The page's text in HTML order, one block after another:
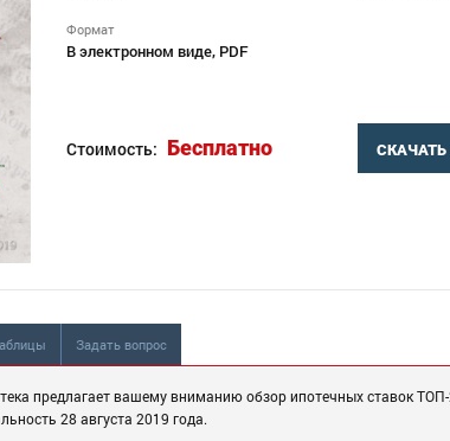
Формат
В электронном виде, PDF
Стоимость: Бесплатно СКАЧАТЬ
Задать вопрос
предлагает вашему вниманию обзор ипотечных ставок
28 августа 2019 года.